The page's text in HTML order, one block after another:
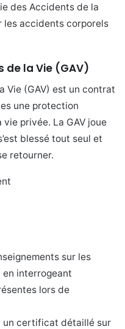
des Accidents de la
les accidents corporels
de la Vie (GAV)
Vie (GAV) est un contrat
une protection
privée. La GAV joue
blessé tout seul et
retourner.
sur les
en interrogeant
lors de
un certificat détaillé sur